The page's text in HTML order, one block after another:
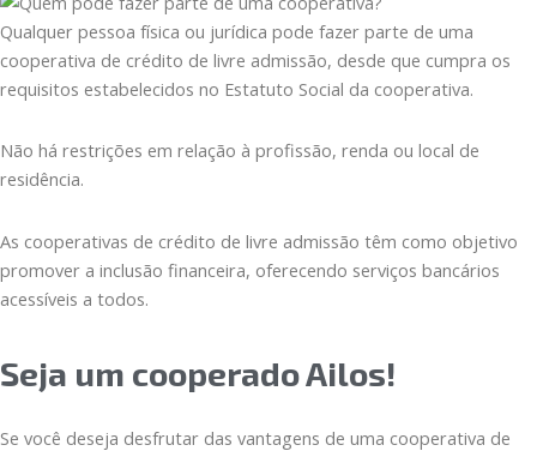
Qualquer pessoa física ou jurídica pode fazer parte de uma
cooperativa de crédito de livre admissão, desde que cumpra os
requisitos estabelecidos no Estatuto Social da cooperativa.
Não há restrições em relação à profissão, renda ou local de
residência.
As cooperativas de crédito de livre admissão têm como objetivo
promover a inclusão financeira, oferecendo serviços bancários
acessíveis a todos.
Seja um cooperado Ailos!
Se você deseja desfrutar das vantagens de uma cooperativa de